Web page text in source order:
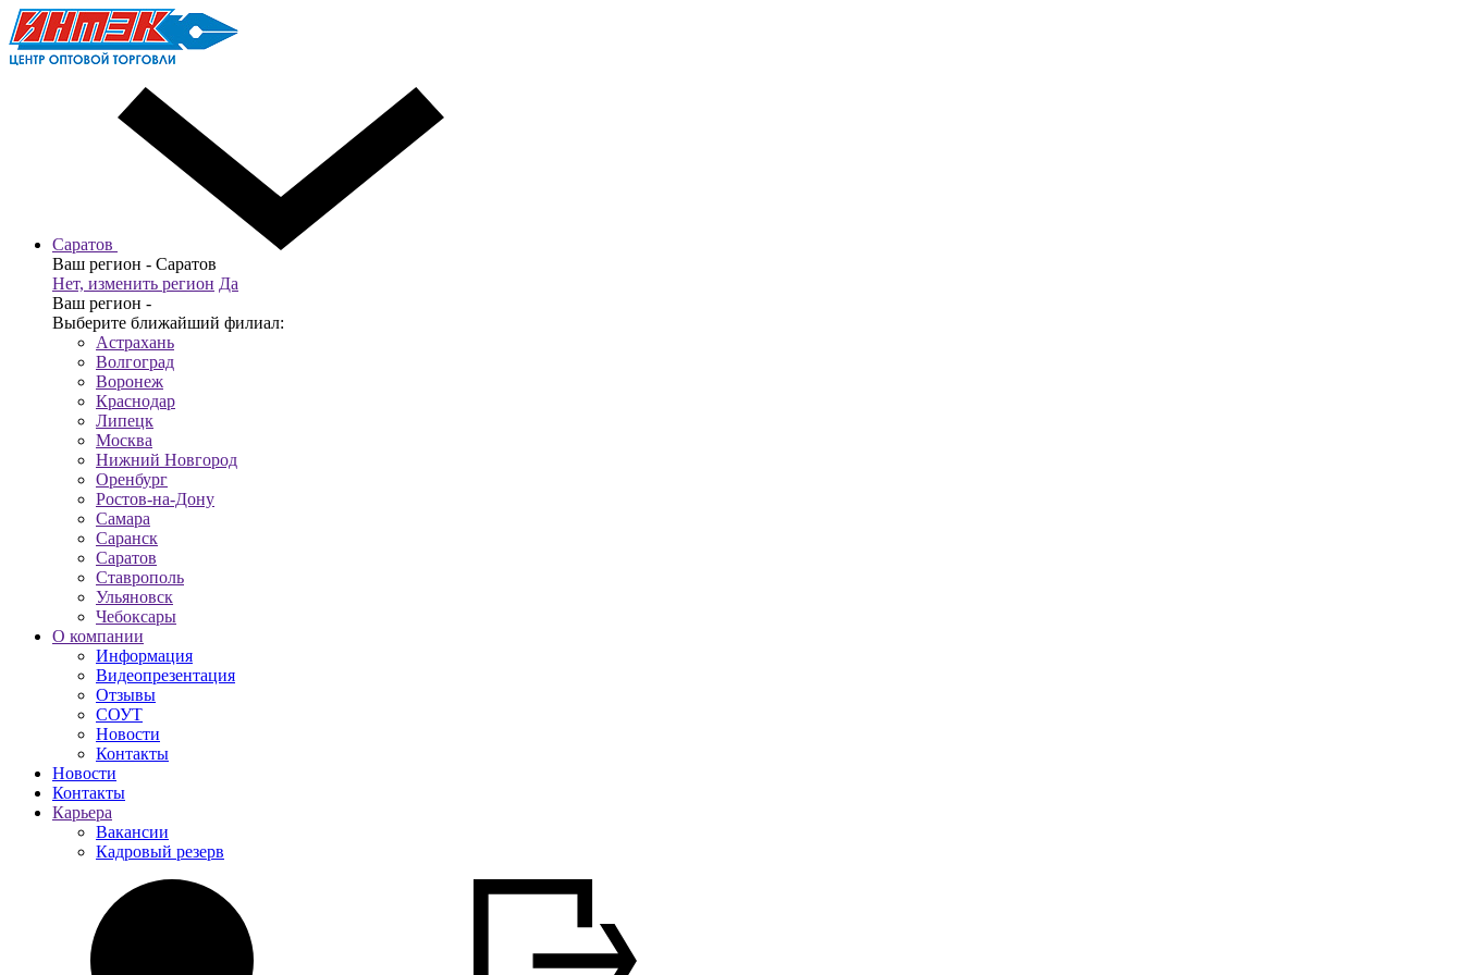
Саратов
Ваш регион - Саратов
Нет, изменить регион Да
Ваш регион -
Выберите ближайший филиал:
Астрахань
Волгоград
Воронеж
Краснодар
Липецк
Москва
Нижний Новгород
Оренбург
Ростов-на-Дону
Самара
Саранск
Саратов
Ставрополь
Ульяновск
Чебоксары
О компании
Информация
Видеопрезентация
Отзывы
СОУТ
Новости
Контакты
Новости
Контакты
Карьера
Вакансии
Кадровый резерв